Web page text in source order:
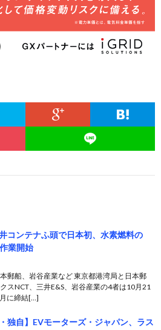
コンテナふ頭で日本初、水素燃料の
業開始
郵船、岩谷産業など 東京都港湾局と日本郵
スNCT、三井E&S、岩谷産業の4者は10月21
に締結[…]
・独自】EVモーターズ・ジャパン、ラス